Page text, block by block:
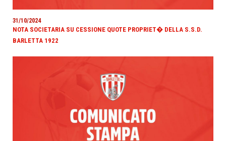
31/10/2024
NOTA SOCIETARIA SU CESSIONE QUOTE PROPRIET� DELLA S.S.D.
BARLETTA 1922